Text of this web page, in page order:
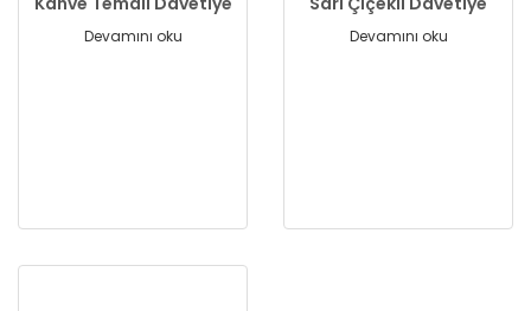
Devamını oku Devamını oku